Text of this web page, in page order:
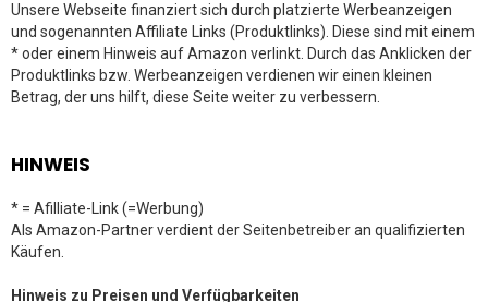
Unsere Webseite finanziert sich durch platzierte Werbeanzeigen
und sogenannten Affiliate Links (Produktlinks). Diese sind mit einem
* oder einem Hinweis auf Amazon verlinkt. Durch das Anklicken der
Produktlinks bzw. Werbeanzeigen verdienen wir einen kleinen
Betrag, der uns hilft, diese Seite weiter zu verbessern.
HINWEIS
* = Afilliate-Link (=Werbung)
Als Amazon-Partner verdient der Seitenbetreiber an qualifizierten
Käufen.
Hinweis zu Preisen und Verfügbarkeiten